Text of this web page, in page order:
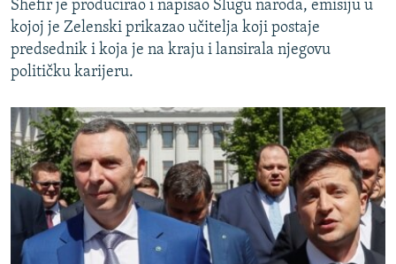
Shefir je producirao i napisao Slugu naroda, emisiju u
kojoj je Zelenski prikazao učitelja koji postaje
predsednik i koja je na kraju i lansirala njegovu
političku karijeru.